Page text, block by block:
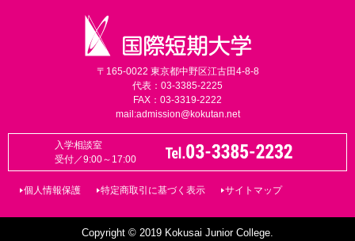
〒165-0022 東京都中野区江古田4-8-8
代表：03-3385-2225
FAX：03-3319-2222
mail:admission@kokutan.net
入学相談室
受付／9:00～17:00
個人情報保護 特定商取引に基づく表示 サイトマップ
Copyright © 2019 Kokusai Junior College.